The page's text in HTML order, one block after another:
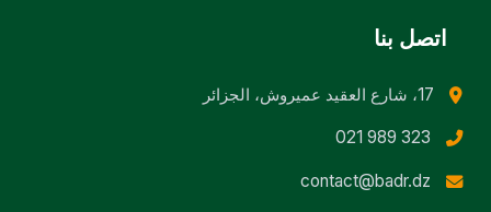
اتصل بنا
17، شارع العقيد عميروش، الجزائر
021 989 323
contact@badr.dz